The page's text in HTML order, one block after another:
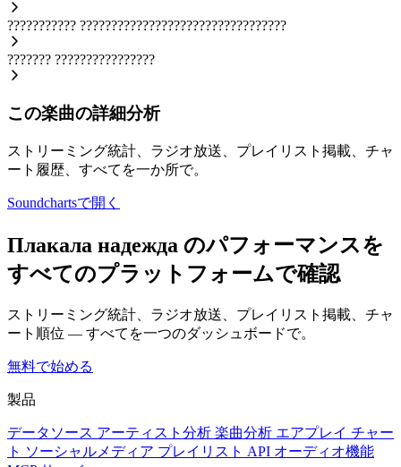
??????????? ?????????????????????????????????
??????? ????????????????
この楽曲の詳細分析
ストリーミング統計、ラジオ放送、プレイリスト掲載、チャ
ート履歴、すべてを一か所で。
Soundchartsで開く
Плакала надежда のパフォーマンスを
すべてのプラットフォームで確認
ストリーミング統計、ラジオ放送、プレイリスト掲載、チャ
ート順位 — すべてを一つのダッシュボードで。
無料で始める
製品
データソース アーティスト分析 楽曲分析 エアプレイ チャー
ト ソーシャルメディア プレイリスト API オーディオ機能